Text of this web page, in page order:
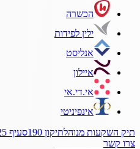
הכשרה
ילין לפידות
אנליסט
איילון
אי.די.אי
אינפיניטי
תיק השקעות מנוהלתיקון 190 סעיף 125ד
צרו קשר